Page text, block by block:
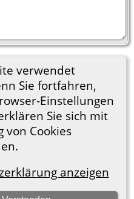
verwendet
Sie fortfahren,
Einstellungen
Sie sich mit
von Cookies
anzeigen
erfassten persönlichen
dass ich jederzeit den
diese Daten zu löschen.
Lythgoe © 2001-2026.